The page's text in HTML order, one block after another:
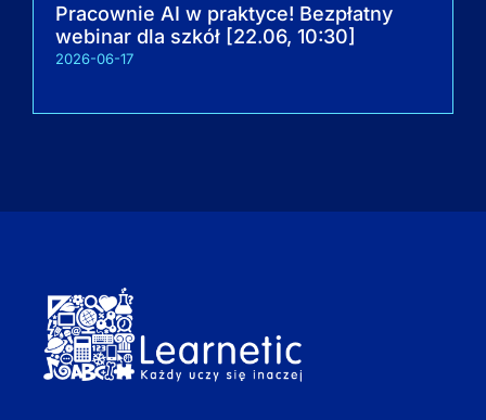
Pracownie AI w praktyce! Bezpłatny
webinar dla szkół [22.06, 10:30]
2026-06-17